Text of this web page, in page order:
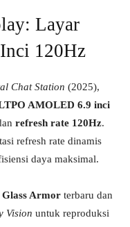
Layar
120Hz
Chat Station (2025),
AMOLED 6.9 inci
refresh rate 120Hz.
refresh rate dinamis
daya maksimal.
Armor terbaru dan
Vision untuk reproduksi